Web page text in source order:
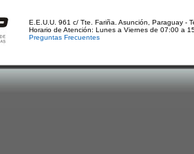
E.E.U.U. 961 c/ Tte. Fariña. Asunción, Paraguay -
Horario de Atención: Lunes a Viernes de 07:00 a
Preguntas Frecuentes